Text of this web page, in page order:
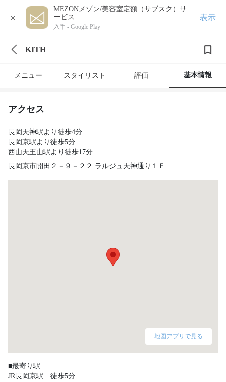
×
MEZONメゾン/美容室定額（サブスク）サ
ービス
入手 - Google Play
表示
KITH
メニュー スタイリスト 評価 基本情報
アクセス
長岡天神駅より徒歩4分
長岡京駅より徒歩5分
西山天王山駅より徒歩17分
長岡京市開田２－９－２２ ラルジュ天神通り１Ｆ
地図アプリで見る
■最寄り駅
JR長岡京駅　徒歩5分